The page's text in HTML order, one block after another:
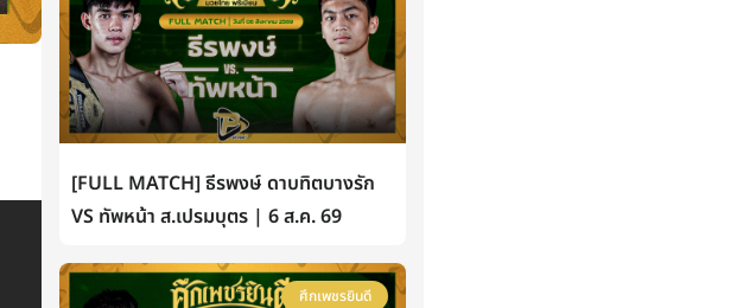
[FULL MATCH] ธีรพงษ์ ดาบทิตบางรัก
VS ทัพหน้า ส.เปรมบุตร | 6 ส.ค. 69
ศึกเพชรยินดี